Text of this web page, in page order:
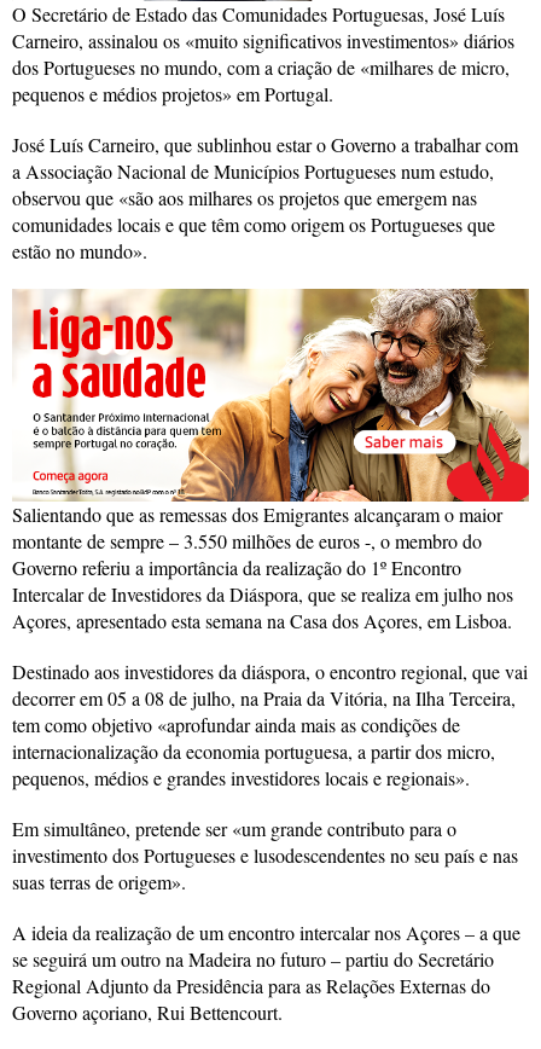
O Secretário de Estado das Comunidades Portuguesas, José Luís
Carneiro, assinalou os «muito significativos investimentos» diários
dos Portugueses no mundo, com a criação de «milhares de micro,
pequenos e médios projetos» em Portugal.
José Luís Carneiro, que sublinhou estar o Governo a trabalhar com
a Associação Nacional de Municípios Portugueses num estudo,
observou que «são aos milhares os projetos que emergem nas
comunidades locais e que têm como origem os Portugueses que
estão no mundo».
Salientando que as remessas dos Emigrantes alcançaram o maior
montante de sempre – 3.550 milhões de euros -, o membro do
Governo referiu a importância da realização do 1º Encontro
Intercalar de Investidores da Diáspora, que se realiza em julho nos
Açores, apresentado esta semana na Casa dos Açores, em Lisboa.
Destinado aos investidores da diáspora, o encontro regional, que vai
decorrer em 05 a 08 de julho, na Praia da Vitória, na Ilha Terceira,
tem como objetivo «aprofundar ainda mais as condições de
internacionalização da economia portuguesa, a partir dos micro,
pequenos, médios e grandes investidores locais e regionais».
Em simultâneo, pretende ser «um grande contributo para o
investimento dos Portugueses e lusodescendentes no seu país e nas
suas terras de origem».
A ideia da realização de um encontro intercalar nos Açores – a que
se seguirá um outro na Madeira no futuro – partiu do Secretário
Regional Adjunto da Presidência para as Relações Externas do
Governo açoriano, Rui Bettencourt.